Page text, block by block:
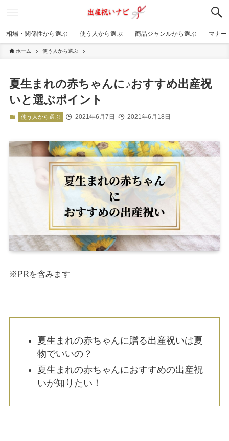
相場・関係性から選ぶ 使う人から選ぶ 商品ジャンルから選ぶ マナー
ホーム 使う人から選ぶ
夏生まれの赤ちゃんに♪おすすめ出産祝
いと選ぶポイント
使う人から選ぶ 2021年6月7日 2021年6月18日
※PRを含みます
夏生まれの赤ちゃんに贈る出産祝いは夏
物でいいの？
夏生まれの赤ちゃんにおすすめの出産祝
いが知りたい！